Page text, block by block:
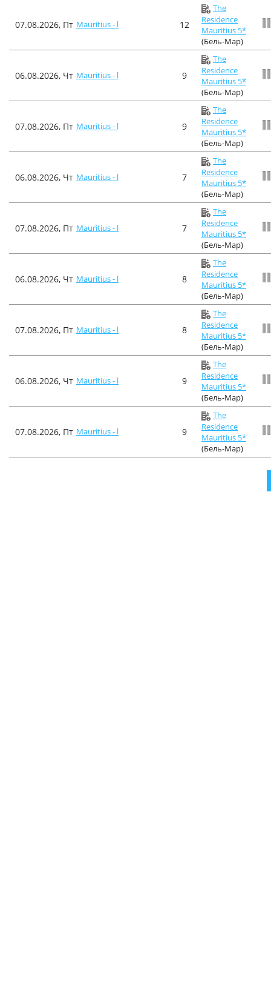
07.08.2026, Пт Mauritius - l 12
The
Residence
Mauritius 5*
(Бель-Мар)
06.08.2026, Чт Mauritius - l 9
The
Residence
Mauritius 5*
(Бель-Мар)
07.08.2026, Пт Mauritius - l 9
The
Residence
Mauritius 5*
(Бель-Мар)
06.08.2026, Чт Mauritius - l 7
The
Residence
Mauritius 5*
(Бель-Мар)
07.08.2026, Пт Mauritius - l 7
The
Residence
Mauritius 5*
(Бель-Мар)
06.08.2026, Чт Mauritius - l 8
The
Residence
Mauritius 5*
(Бель-Мар)
07.08.2026, Пт Mauritius - l 8
The
Residence
Mauritius 5*
(Бель-Мар)
06.08.2026, Чт Mauritius - l 9
The
Residence
Mauritius 5*
(Бель-Мар)
07.08.2026, Пт Mauritius - l 9
The
Residence
Mauritius 5*
(Бель-Мар)